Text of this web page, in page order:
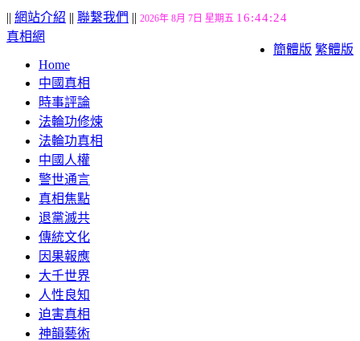
|| 網站介紹 || 聯繫我們 || 2026年 8月 7日 星期五 16:44:25
簡體版 繁體版
真相網
Home
中國真相
時事評論
法輪功修煉
法輪功真相
中國人權
警世通言
真相焦點
退黨滅共
傳統文化
因果報應
大千世界
人性良知
迫害真相
神韻藝術